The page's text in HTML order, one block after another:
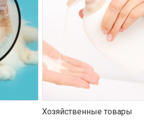
Хозяйственные товары